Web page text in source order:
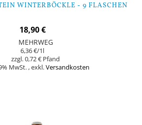
WINTERBÖCKLE - 9 FLASCHEN
18,90 €
MEHRWEG
6,36 €/1l
0,72 €
MwSt. ,exkl.Versandkosten